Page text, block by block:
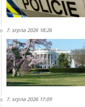
7. srpna 2026 18:26
7. srpna 2026 17:09